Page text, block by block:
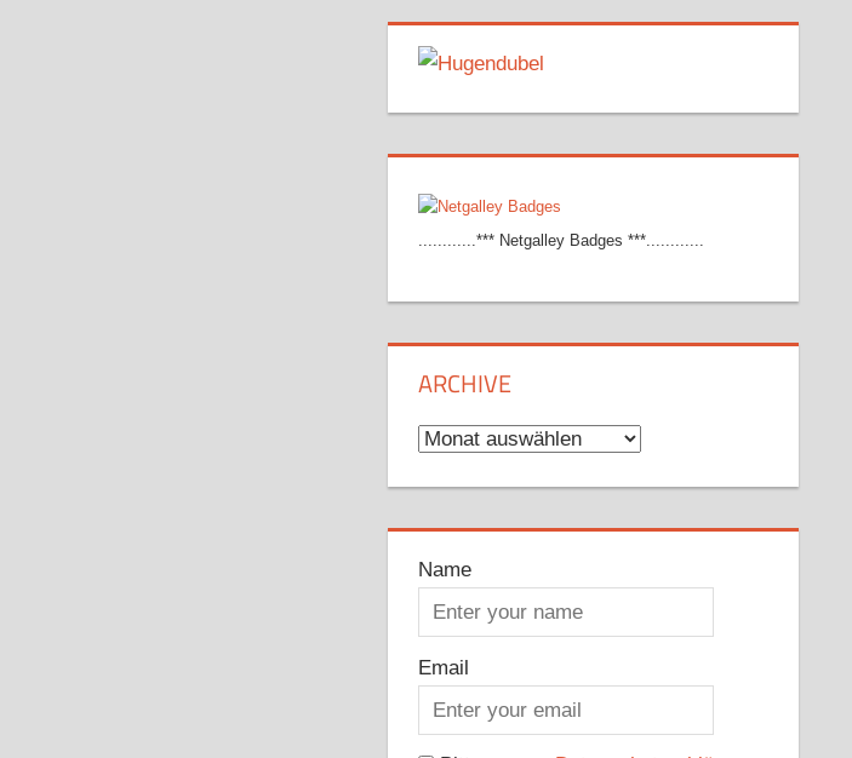
............*** Netgalley Badges ***............
ARCHIVE
Archive
Name
Email